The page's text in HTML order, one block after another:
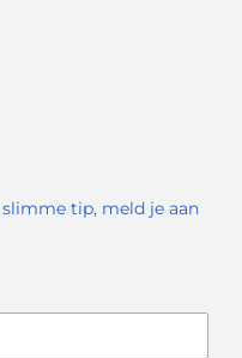
tip, meld je aan